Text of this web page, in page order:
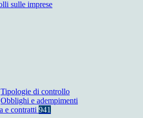
sulle imprese
Tipologie di controllo
Obblighi e adempimenti
e contratti 941